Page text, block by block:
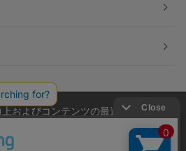
およびコンテンツの最適な提供、ト
てCookieを使用しています。
場合、Cookieの利用に同意したことも